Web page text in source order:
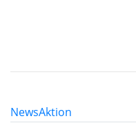
NewsAktion